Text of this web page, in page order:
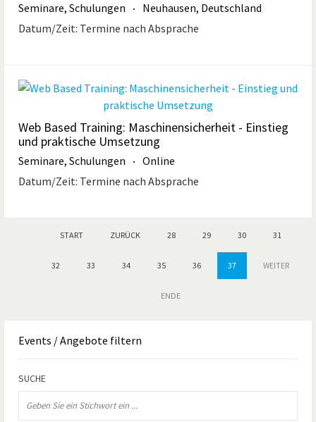
Seminare, Schulungen
Neuhausen, Deutschland
Datum/Zeit: Termine nach Absprache
Web Based Training: Maschinensicherheit - Einstieg
und praktische Umsetzung
Seminare, Schulungen
Online
Datum/Zeit: Termine nach Absprache
START ZURÜCK 28 29 30 31
32 33 34 35 36 37 WEITER
ENDE
Events / Angebote filtern
SUCHE